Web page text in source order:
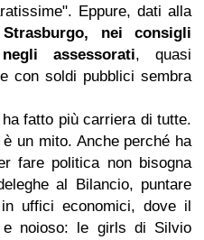
Eppure, dati alla
nei consigli
assessorati, quasi
con soldi pubblici sembra
fatto più carriera di tutte.
un mito. Anche perché ha
fare politica non bisogna
al Bilancio, puntare
uffici economici, dove il
e noioso: le girls di Silvio